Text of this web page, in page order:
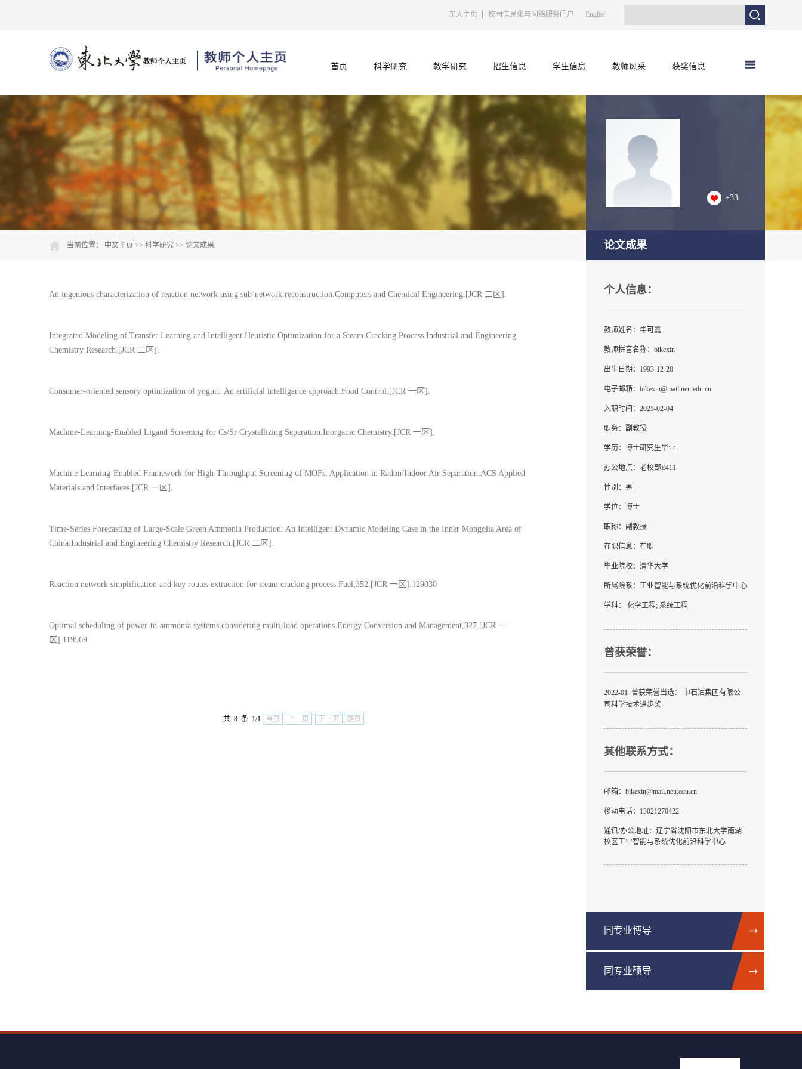
东大主页 校园信息化与网络服务门户 English
首页 科学研究 教学研究 招生信息 学生信息 教师风采 获奖信息
当前位置： 中文主页 >> 科学研究 >> 论文成果
An ingenious characterization of reaction network using sub-network reconstruction.Computers and Chemical Engineering.[JCR 二区].
Integrated Modeling of Transfer Learning and Intelligent Heuristic Optimization for a Steam Cracking Process.Industrial and Engineering
Chemistry Research.[JCR 二区].
Consumer-oriented sensory optimization of yogurt: An artificial intelligence approach.Food Control.[JCR 一区].
Machine-Learning-Enabled Ligand Screening for Cs/Sr Crystallizing Separation.Inorganic Chemistry.[JCR 一区].
Machine Learning-Enabled Framework for High-Throughput Screening of MOFs: Application in Radon/Indoor Air Separation.ACS Applied
Materials and Interfaces.[JCR 一区].
Time-Series Forecasting of Large-Scale Green Ammonia Production: An Intelligent Dynamic Modeling Case in the Inner Mongolia Area of
China.Industrial and Engineering Chemistry Research.[JCR 二区].
Reaction network simplification and key routes extraction for steam cracking process.Fuel,352.[JCR 一区].129030
Optimal scheduling of power-to-ammonia systems considering multi-load operations.Energy Conversion and Management,327.[JCR 一
区].119569
共 8 条 1/1 首页 上一页 下一页 尾页
+33
论文成果
个人信息：
教师姓名：毕可鑫
教师拼音名称：bikexin
出生日期：1993-12-20
电子邮箱： bikexin@mail.neu.edu.cn
入职时间：2025-02-04
职务：副教授
学历：博士研究生毕业
办公地点：老校部E411
性别：男
学位：博士
职称：副教授
在职信息：在职
毕业院校：清华大学
所属院系：工业智能与系统优化前沿科学中心
学科： 化学工程; 系统工程
曾获荣誉：
2022-01 曾获荣誉当选： 中石油集团有限公
司科学技术进步奖
其他联系方式：
邮箱： bikexin@mail.neu.edu.cn
移动电话： 13021270422
通讯/办公地址： 辽宁省沈阳市东北大学南湖
校区工业智能与系统优化前沿科学中心
同专业博导
同专业硕导